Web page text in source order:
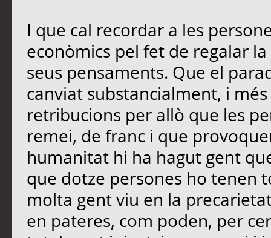
I que cal recordar a les
econòmics pel fet de regalar
seus pensaments. Que el
canviat substancialment, i
retribucions per allò que les
remei, de franc i que
humanitat hi ha hagut gent
que dotze persones ho tenen
molta gent viu en la
en pateres, com poden, per